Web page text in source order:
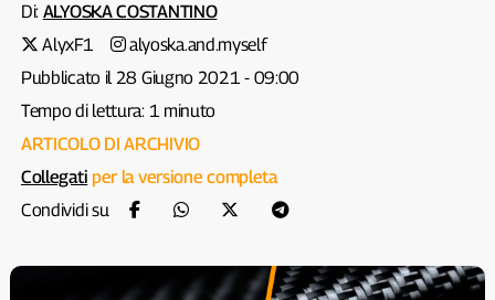
Di: ALYOSKA COSTANTINO
AlyxF1
alyoska.and.myself
Pubblicato il 28 Giugno 2021 - 09:00
Tempo di lettura: 1 minuto
ARTICOLO DI ARCHIVIO
Collegati per la versione completa
Condividi su